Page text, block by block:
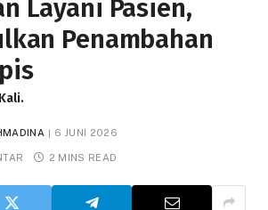
Layani Pasien,
Penambahan
6 JUNI 2026
2 MINS READ